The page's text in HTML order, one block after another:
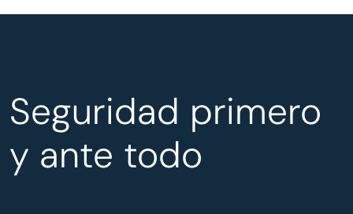
Seguridad primero
y ante todo